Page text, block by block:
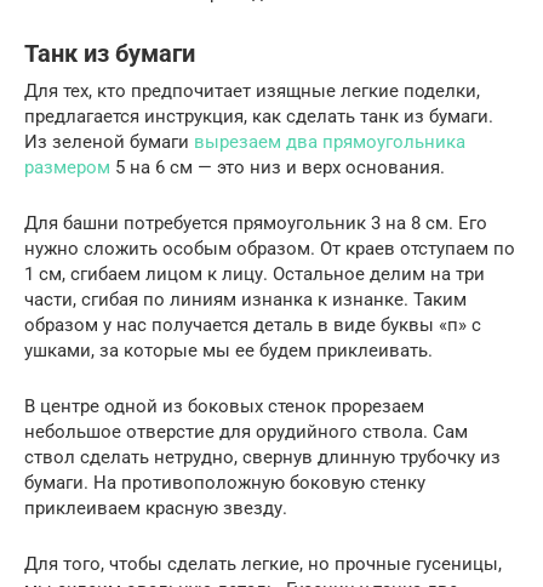
Танк из бумаги
Для тех, кто предпочитает изящные легкие поделки,
предлагается инструкция, как сделать танк из бумаги.
Из зеленой бумаги вырезаем два прямоугольника
размером 5 на 6 см — это низ и верх основания.
Для башни потребуется прямоугольник 3 на 8 см. Его
нужно сложить особым образом. От краев отступаем по
1 см, сгибаем лицом к лицу. Остальное делим на три
части, сгибая по линиям изнанка к изнанке. Таким
образом у нас получается деталь в виде буквы «п» с
ушками, за которые мы ее будем приклеивать.
В центре одной из боковых стенок прорезаем
небольшое отверстие для орудийного ствола. Сам
ствол сделать нетрудно, свернув длинную трубочку из
бумаги. На противоположную боковую стенку
приклеиваем красную звезду.
Для того, чтобы сделать легкие, но прочные гусеницы,